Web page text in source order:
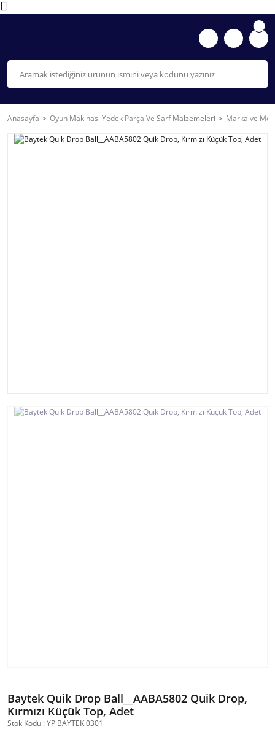
Anasayfa Oyun Makinası Yedek Parça Ve Sarf Malzemeleri Marka ve
Baytek Quik Drop Ball__AABA5802 Quik Drop,
Kırmızı Küçük Top, Adet
Stok Kodu : YP BAYTEK 0301